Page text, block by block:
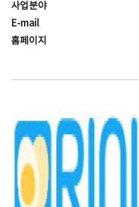
사업분야
E-mail
홈페이지